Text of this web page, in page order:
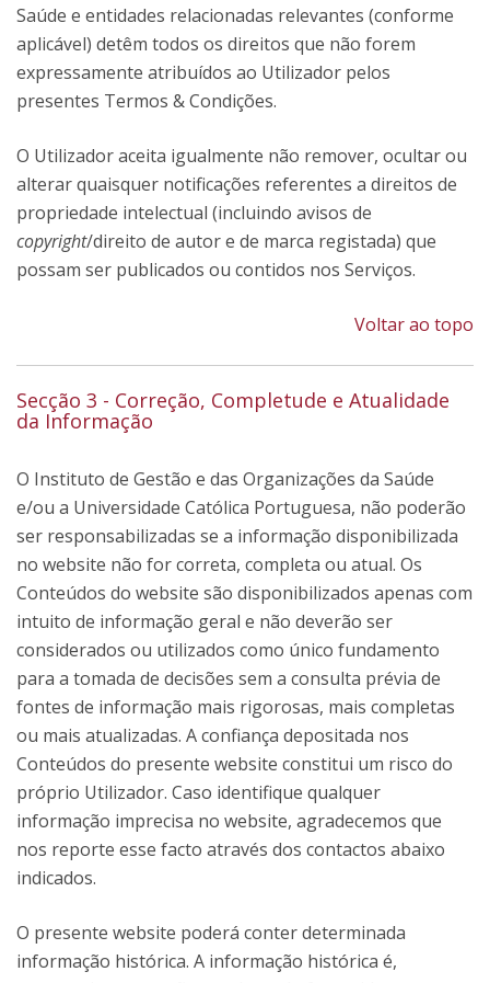
Saúde e entidades relacionadas relevantes (conforme
aplicável) detêm todos os direitos que não forem
expressamente atribuídos ao Utilizador pelos
presentes Termos & Condições.
O Utilizador aceita igualmente não remover, ocultar ou
alterar quaisquer notificações referentes a direitos de
propriedade intelectual (incluindo avisos de
copyright/direito de autor e de marca registada) que
possam ser publicados ou contidos nos Serviços.
Voltar ao topo
Secção 3 - Correção, Completude e Atualidade
da Informação
O Instituto de Gestão e das Organizações da Saúde
e/ou a Universidade Católica Portuguesa, não poderão
ser responsabilizadas se a informação disponibilizada
no website não for correta, completa ou atual. Os
Conteúdos do website são disponibilizados apenas com
intuito de informação geral e não deverão ser
considerados ou utilizados como único fundamento
para a tomada de decisões sem a consulta prévia de
fontes de informação mais rigorosas, mais completas
ou mais atualizadas. A confiança depositada nos
Conteúdos do presente website constitui um risco do
próprio Utilizador. Caso identifique qualquer
informação imprecisa no website, agradecemos que
nos reporte esse facto através dos contactos abaixo
indicados.
O presente website poderá conter determinada
informação histórica. A informação histórica é,